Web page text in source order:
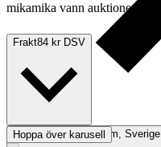
mikamika vann auktionen
Frakt84 kr DSV
Avhämtning Stockholm, Sverige
Hoppa över karusell